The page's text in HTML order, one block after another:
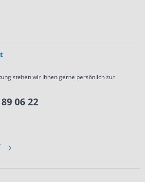
stehen wir Ihnen gerne persönlich zur
06 22